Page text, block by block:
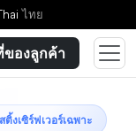
ไทย
องลูกค้า
งเซิร์ฟเวอร์เฉพาะ